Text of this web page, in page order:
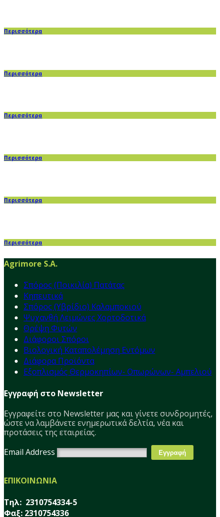
Περισσότερα
Περισσότερα
Περισσότερα
Περισσότερα
Περισσότερα
Περισσότερα
Agrimore S.A.
Σπόρος (Ποικιλία) Πατάτας
Κηπευτικά
Σπόρος (Υβρίδιο) Καλαμποκιού
Ψυχανθή Λειμώνες Χορτοδοτικά
Θρέψη Φυτών
Διάφοροι Σπόροι
Βιολογική Καταπολέμηση Εντόμων
Διάφορα Προϊόντα
Εξοπλισμός Θερμοκηπίων- Οπωρώνων- Αμπελιού
Εγγραφή στο Newsletter
Εγγραφείτε στο Νewsletter μας και γίνετε συνδρομητές,
ώστε να λαμβάνετε ενημερωτικά δελτία, νέα και
προτάσεις της εταιρείας.
Email Address
ΕΠΙΚΟΙΝΩΝΙΑ
Τηλ: 2310754334-5
Φαξ: 2310754336